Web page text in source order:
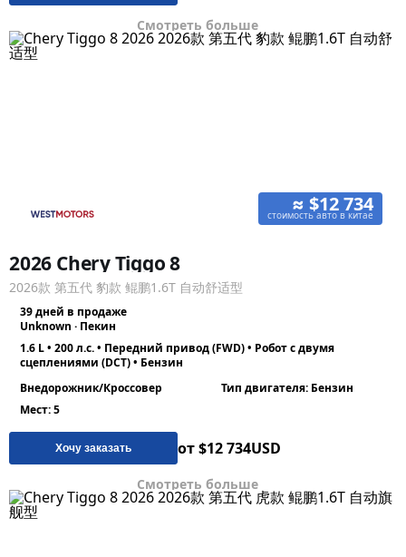
Смотреть больше
≈ $12 734
стоимость авто в китае
2026 Chery Tiggo 8
2026款 第五代 豹款 鲲鹏1.6T 自动舒适型
39 дней в продаже
Unknown · Пекин
1.6 L • 200 л.с. • Передний привод (FWD) • Робот с двумя
сцеплениями (DCT) • Бензин
Внедорожник/Кроссовер
Тип двигателя: Бензин
Мест: 5
Хочу заказать от $12 734USD
Смотреть больше